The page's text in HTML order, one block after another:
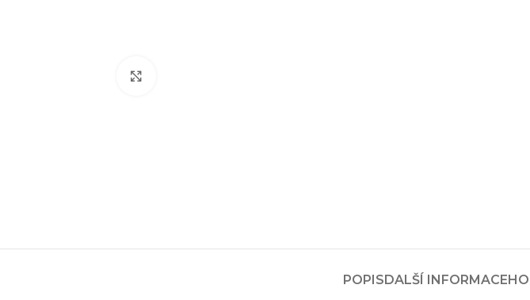
Za posledních 20 let jsme realizovali více než 750+
Specializujeme se na konstrukci zakázkových
POPISDALŠÍ INFORMACE